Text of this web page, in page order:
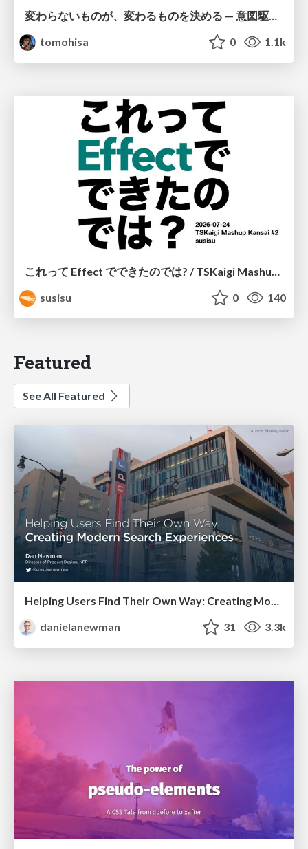
tomohisa
0 1.1k
これって Effect でできたのでは? / TSKaigi Mashup Kansai #2
susisu
0 140
Featured
See All Featured
Helping Users Find Their Own Way: Creating Modern Search Experiences
danielanewman
31 3.3k